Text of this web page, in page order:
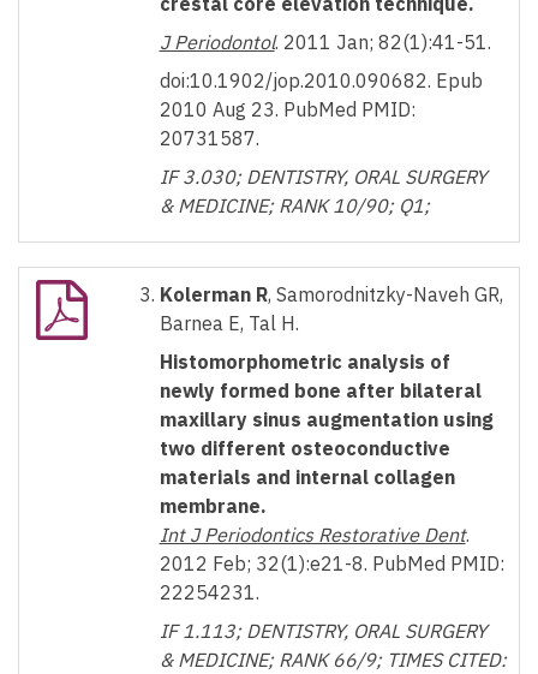
J Periodontol. 2011 Jan; 82(1):41-51.
doi:10.1902/jop.2010.090682. Epub
2010 Aug 23. PubMed PMID:
20731587.
IF 3.030; DENTISTRY, ORAL SURGERY
& MEDICINE; RANK 10/90; Q1;
Kolerman R, Samorodnitzky-Naveh GR,
Barnea E, Tal H.
Histomorphometric analysis of
newly formed bone after bilateral
maxillary sinus augmentation using
two different osteoconductive
materials and internal collagen
membrane.
Int J Periodontics Restorative Dent.
2012 Feb; 32(1):e21-8. PubMed PMID:
22254231.
IF 1.113; DENTISTRY, ORAL SURGERY
& MEDICINE; RANK 66/9; TIMES CITED: